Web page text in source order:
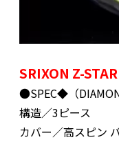
SRIXON Z-
●SPEC◆（
構造／3ピース
カバー／高スピン